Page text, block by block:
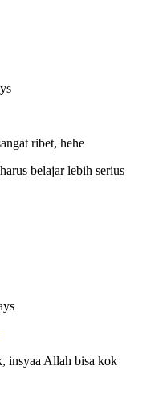
ribet, hehe
belajar lebih serius
insyaa Allah bisa kok